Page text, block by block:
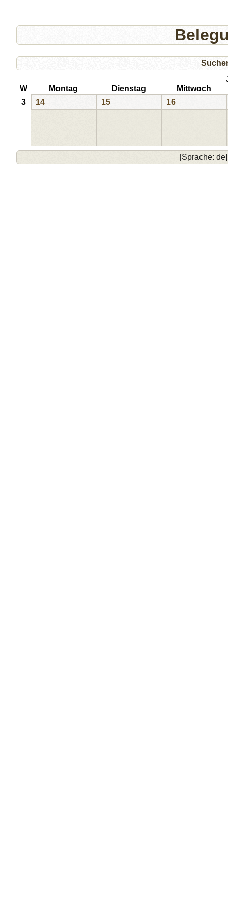
W
Montag Dienstag
Mittwoch
3
14 15 16
[Sprache: